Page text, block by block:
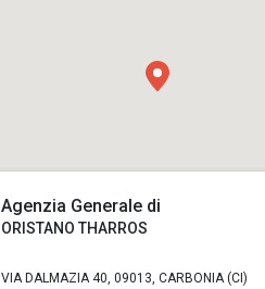
Agenzia Generale di
ORISTANO THARROS
VIA DALMAZIA 40, 09013, CARBONIA (CI)